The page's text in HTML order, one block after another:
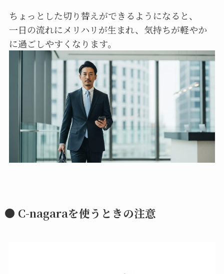
ちょっとした切り替えができるようになると、
一日の流れにメリハリが生まれ、気持ちが軽やか
に過ごしやすくなります。
● C-nagaraを使うときの注意